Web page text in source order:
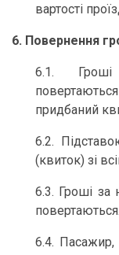
вартості
6. Повернення
6.1.
придбаний
6.2.
(квиток) зі
6.3. Гроші за
повертаються.
6.4. Пасажир,